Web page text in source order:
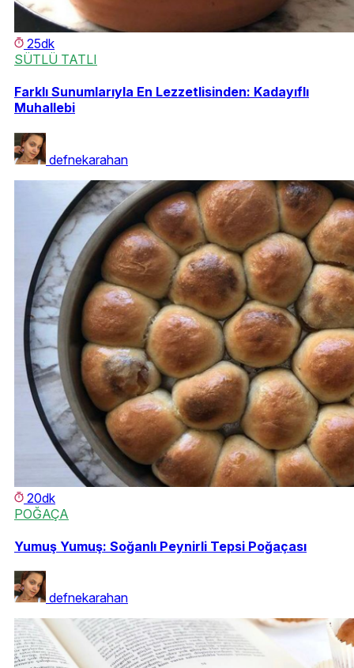
25dk
SÜTLÜ TATLI
Farklı Sunumlarıyla En Lezzetlisinden: Kadayıflı
Muhallebi
defnekarahan
20dk
POĞAÇA
Yumuş Yumuş: Soğanlı Peynirli Tepsi Poğaçası
defnekarahan